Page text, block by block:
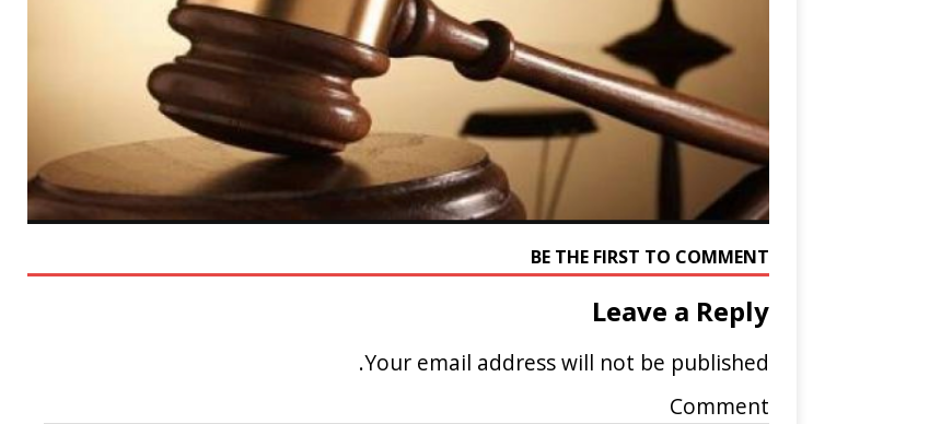
BE THE FIRST TO COMMENT
Leave a Reply
Your email address will not be published.
Comment